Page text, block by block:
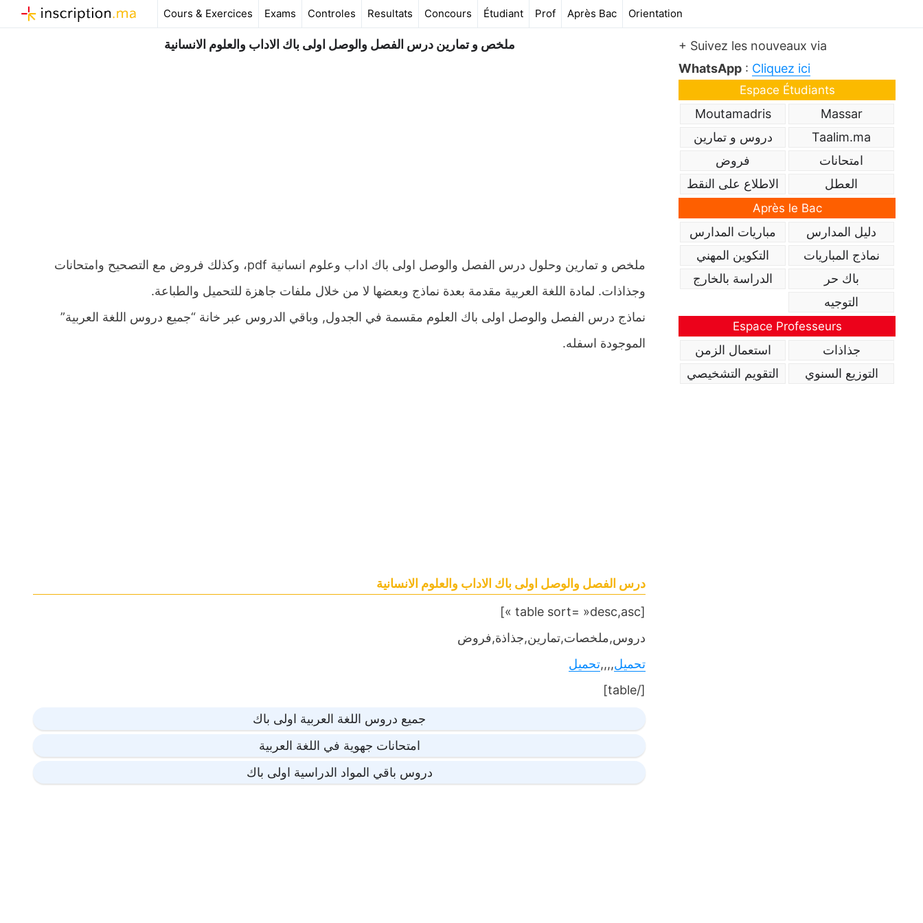
au
Cours & Exercices Exams Controles Resultats Concours Étudiant Prof Après Bac Orientation
ملخص و تمارين درس الفصل والوصل اولى باك الاداب والعلوم الانسانية
ملخص و تمارين وحلول درس الفصل والوصل اولى باك اداب وعلوم انسانية pdf، وكذلك فروض مع التصحيح وامتحانات
وجذاذات. لمادة اللغة العربية مقدمة بعدة نماذج وبعضها لا من خلال ملفات جاهزة للتحميل والطباعة.
نماذج درس الفصل والوصل اولى باك العلوم مقسمة في الجدول, وباقي الدروس عبر خانة “جميع دروس اللغة العربية”
الموجودة اسفله.
درس الفصل والوصل اولى باك الاداب والعلوم الانسانية
[table sort= »desc,asc »]
دروس,ملخصات,تمارين,جذاذة,فروض
تحميل,,,,تحميل
[/table]
جميع دروس اللغة العربية اولى باك
امتحانات جهوية في اللغة العربية
دروس باقي المواد الدراسية اولى باك
+ Suivez les nouveaux via
WhatsApp : Cliquez ici
Espace Étudiants
Massar
Moutamadris
Taalim.ma
دروس و تمارين
امتحانات
فروض
العطل
الاطلاع على النقط
Après le Bac
دليل المدارس
مباريات المدارس
نماذج المباريات
التكوين المهني
باك حر
الدراسة بالخارج
التوجيه
Espace Professeurs
جذاذات
استعمال الزمن
التوزيع السنوي
التقويم التشخيصي